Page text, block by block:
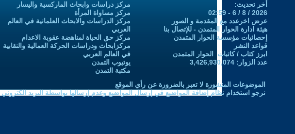
أخر تحديث:
2026 / 8 / 6 - 02:59
عرض اخرعدد مع المقدمة و الصور
هيئة ادارة الحوار المتمدن - للإتصال بنا
إحصائيات مؤسسة الحوار المتمدن
قواعد النشر
ابرز كتاب / كاتبات الحوار المتمدن
عدد الزوار: 3,426,930,074
مركز دراسات وابحاث الماركسية واليسار
مركز مساواة المرأة
مركز الدراسات والابحاث العلمانية في العالم
العربي
مركز حق الحياة لمناهضة عقوبة الاعدام
مركزابحاث ودراسات الحركة العمالية والنقابية
في العالم العربي
يوتيوب التمدن
مكتبة التمدن
الموضوعات المنشورة لا تعبر بالضرورة عن رأي الموقع
نرجو استخدام نظام إضافة المواضيع في إرسال المواضيع وعدم إرسالها بواسطة البريد الكتروني